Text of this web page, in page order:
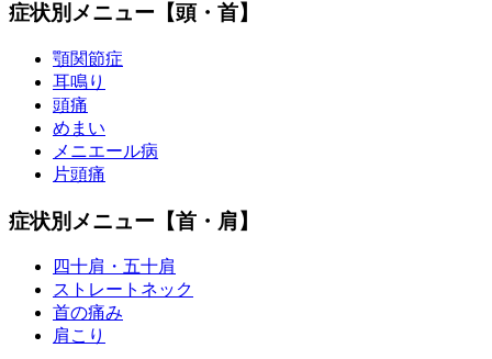
症状別メニュー【頭・首】
顎関節症
耳鳴り
頭痛
めまい
メニエール病
片頭痛
症状別メニュー【首・肩】
四十肩・五十肩
ストレートネック
首の痛み
肩こり